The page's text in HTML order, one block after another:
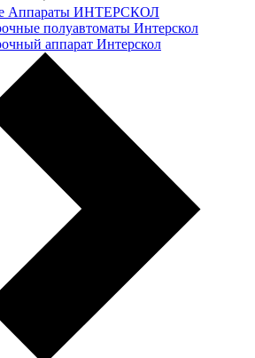
Аппараты ИНТЕРСКОЛ
полуавтоматы Интерскол
аппарат Интерскол